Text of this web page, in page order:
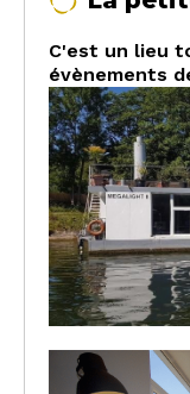
C'est un lieu
évènements